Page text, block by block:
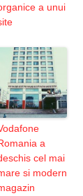
a unui
a
cel mai
si modern